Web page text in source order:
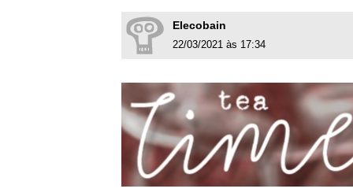
Elecobain
22/03/2021 às 17:34